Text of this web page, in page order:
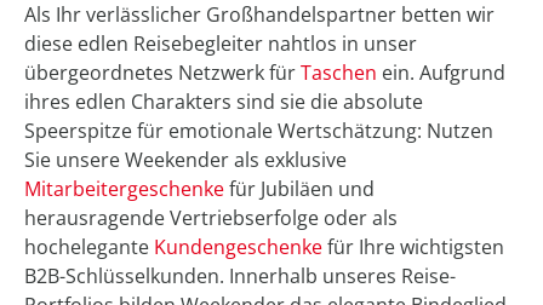
Als Ihr verlässlicher Großhandelspartner betten wir
diese edlen Reisebegleiter nahtlos in unser
übergeordnetes Netzwerk fürTaschen ein. Aufgrund
ihres edlen Charakters sind sie die absolute
Speerspitze für emotionale Wertschätzung: Nutzen
Sie unsere Weekender als exklusive
Mitarbeitergeschenkefür Jubiläen und
herausragende Vertriebserfolge oder als
hochelegante Kundengeschenkefür Ihre wichtigsten
B2B-Schlüsselkunden. Innerhalb unseres Reise-